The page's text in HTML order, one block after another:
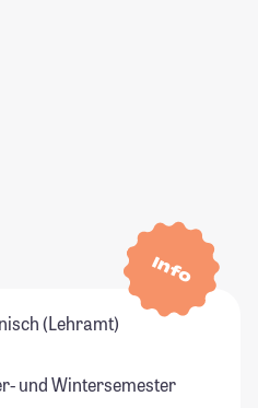
Info
(Lehramt)
und Wintersemester